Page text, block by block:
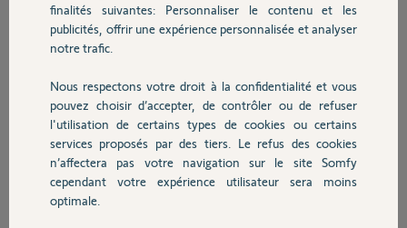
Domotique
Chauffage
Autres produits
Lionel
il y a environ 2 ans
Participer au fil de discussion
Réponses
finalités suivantes: Personnaliser le contenu et les
publicités, offrir une expérience personnalisée et analyser
notre trafic.
Nous respectons votre droit à la confidentialité et vous
pouvez choisir d’accepter, de contrôler ou de refuser
l'utilisation de certains types de cookies ou certains
services proposés par des tiers. Le refus des cookies
n’affectera pas votre navigation sur le site Somfy
cependant votre expérience utilisateur sera moins
optimale.